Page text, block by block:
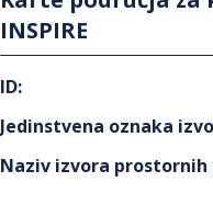
INSPIRE
ID:
Jedinstvena oznaka
Naziv izvora